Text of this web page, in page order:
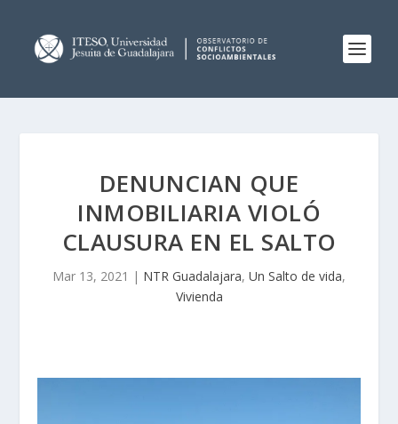
DENUNCIAN QUE
INMOBILIARIA VIOLÓ
CLAUSURA EN EL SALTO
Mar 13, 2021 | NTR Guadalajara, Un Salto de vida,
Vivienda